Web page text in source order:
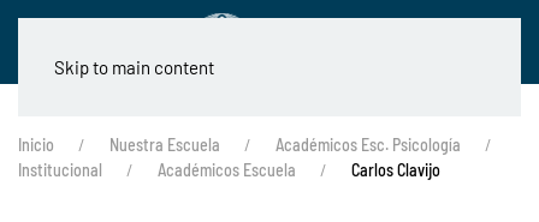
Skip to main content
Inicio Nuestra Escuela
Académicos Esc. Psicología
Institucional
Académicos Escuela Carlos Clavijo